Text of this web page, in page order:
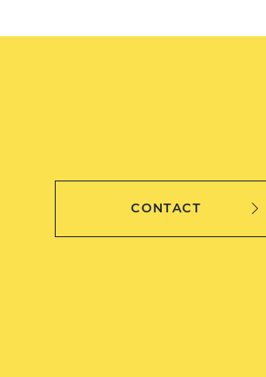
CONTACT